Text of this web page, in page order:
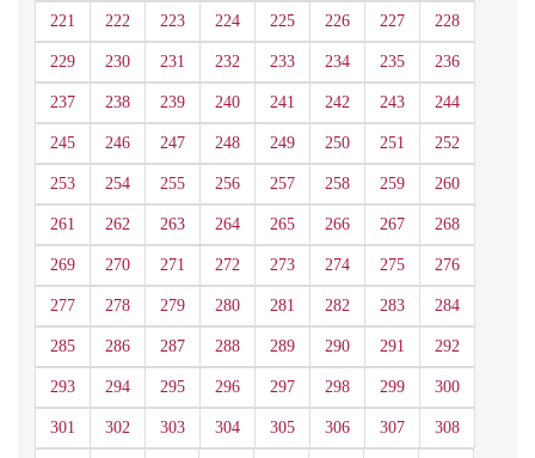
221 222 223 224 225 226 227 228
229 230 231 232 233 234 235 236
237 238 239 240 241 242 243 244
245 246 247 248 249 250 251 252
253 254 255 256 257 258 259 260
261 262 263 264 265 266 267 268
269 270 271 272 273 274 275 276
277 278 279 280 281 282 283 284
285 286 287 288 289 290 291 292
293 294 295 296 297 298 299 300
301 302 303 304 305 306 307 308